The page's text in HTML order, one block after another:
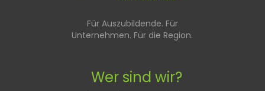
Für Auszubildende. Für
Unternehmen. Für die Region.
Wer sind wir?